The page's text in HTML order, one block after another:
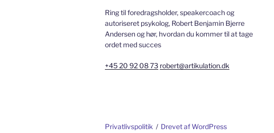
Ring til foredragsholder, speakercoach og
autoriseret psykolog, Robert Benjamin Bjerre
Andersen og hør, hvordan du kommer til at tage
ordet med succes
+45 20 92 08 73 robert@artikulation.dk
Privatlivspolitik Drevet af WordPress